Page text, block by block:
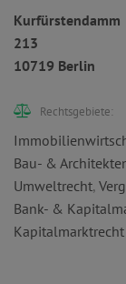
Kurfürstendamm
213
10719 Berlin
Rechtsgebiete:
Bau- &
Umweltrecht,
Bank- &
Kapitalmarktrecht